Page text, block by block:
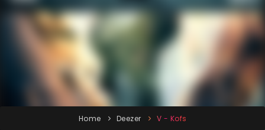
Home Deezer V - Kofs